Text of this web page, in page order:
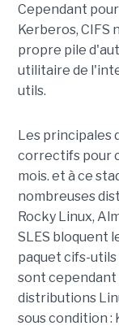
Cependant
Kerberos, CIFS
propre pile
utilitaire de
utils.
Les principales
correctifs pour
mois. et à ce
nombreuses
Rocky Linux,
SLES bloquent
paquet cifs-
sont cependant
distributions
sous condition :